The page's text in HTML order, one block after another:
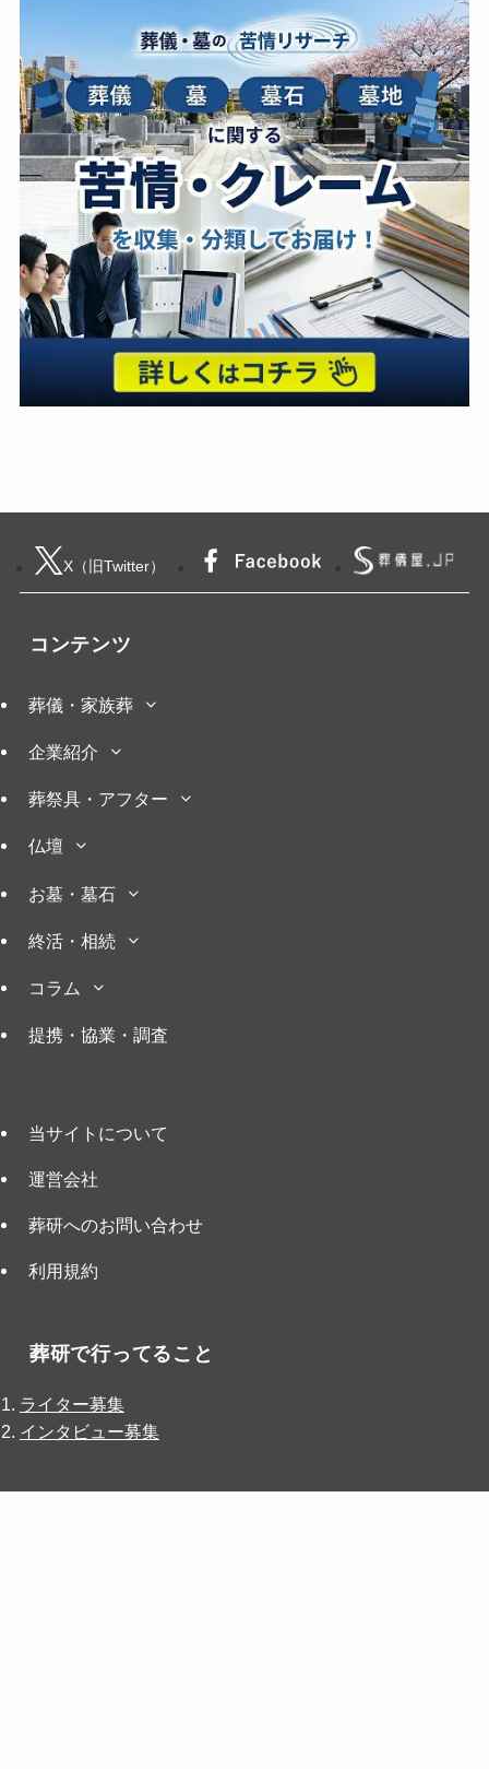
X（旧Twitter）
コンテンツ
葬儀・家族葬
企業紹介
葬祭具・アフター
仏壇
お墓・墓石
終活・相続
コラム
提携・協業・調査
当サイトについて
運営会社
葬研へのお問い合わせ
利用規約
葬研で行ってること
ライター募集
インタビュー募集